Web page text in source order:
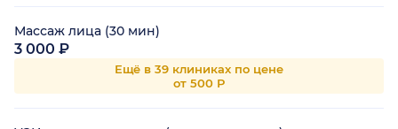
Массаж лица (30 мин)
3 000 ₽
Ещё в 39 клиниках по цене
от 500 Р